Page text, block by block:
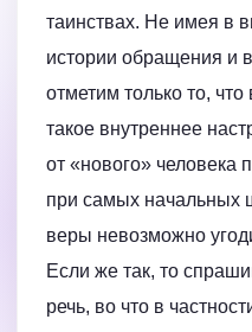
таинствах. Не имея в
истории обращения и
отметим только то,
такое внутреннее
от «нового» человека
при самых начальных
веры невозможно
Если же так, то
речь, во что в